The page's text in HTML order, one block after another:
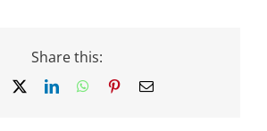
Share this:
Facebook LinkedInWhatsApp
PinterestEmail